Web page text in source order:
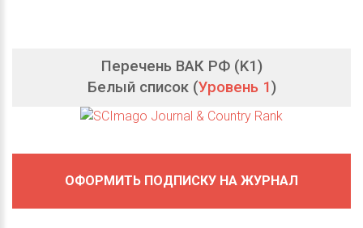
Перечень ВАК РФ (K1)
Белый список (Уровень 1)
ОФОРМИТЬ ПОДПИСКУ НА ЖУРНАЛ